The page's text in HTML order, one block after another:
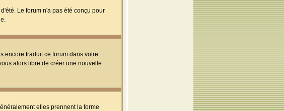
Le forum n'a pas été conçu pour
encore traduit ce forum dans votre
alors libre de créer une nouvelle
elles prennent la forme